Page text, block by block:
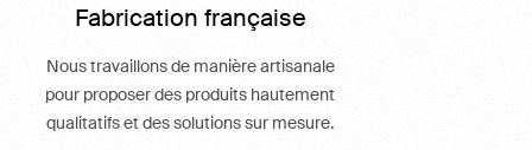
Fabrication française
Nous travaillons de manière artisanale
pour proposer des produits hautement
qualitatifs et des solutions sur mesure.